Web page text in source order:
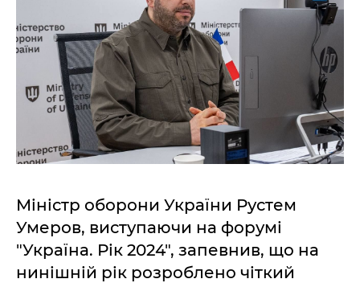
Міністр оборони України Рустем
Умеров, виступаючи на форумі
"Україна. Рік 2024", запевнив, що на
нинішній рік розроблено чіткий